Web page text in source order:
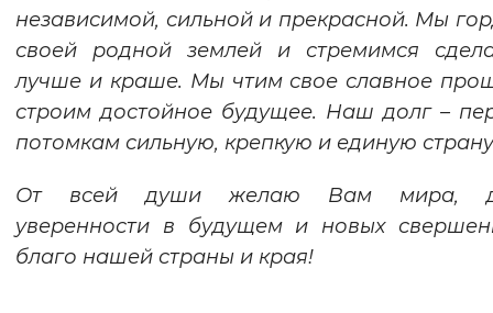
независимой, сильной и прекрасной. Мы
своей родной землей и стремимся
лучше и краше. Мы чтим свое славное
строим достойное будущее. Наш долг –
потомкам сильную, крепкую и единую
От всей души желаю Вам мира,
уверенности в будущем и новых
благо нашей страны и края!